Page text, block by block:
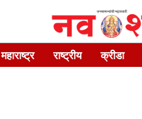
महाराष्ट्र राष्ट्रीय क्रीडा